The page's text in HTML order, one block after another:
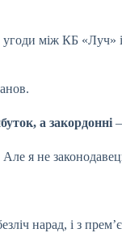
між КБ «Луч»
а закордонні –
Але я не
нарад, і з